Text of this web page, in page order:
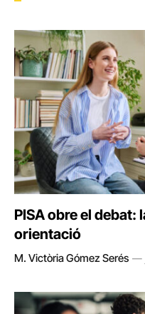
PISA obre el debat:
orientació
M. Victòria Gómez Serés